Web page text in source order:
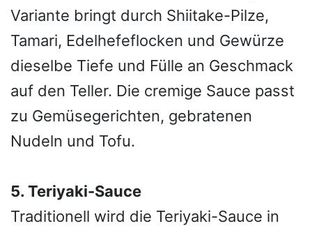
Variante bringt durch Shiitake-Pilze,
Tamari, Edelhefeflocken und Gewürze
dieselbe Tiefe und Fülle an Geschmack
auf den Teller. Die cremige Sauce passt
zu Gemüsegerichten, gebratenen
Nudeln und Tofu.
5. Teriyaki-Sauce
Traditionell wird die Teriyaki-Sauce in